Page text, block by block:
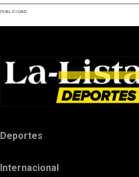
PUBLICIDAD
Deportes
Internacional